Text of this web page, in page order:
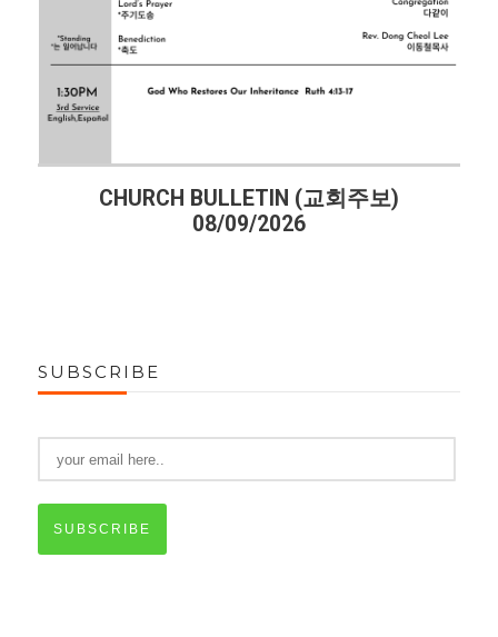
CHURCH BULLETIN (교회주보)
08/09/2026
SUBSCRIBE
SUBSCRIBE